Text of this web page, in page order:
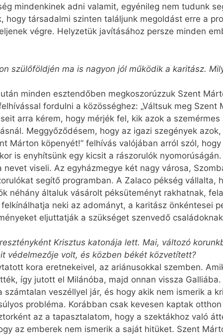
mindenkinek adni valamit, egyénileg nem tudunk
hogy társadalmi szinten találjunk megoldást erre a
végre. Helyzetük javításához persze minden
szülőföldjén ma is nagyon jól működik a karitász.
minden esztendőben megkoszorúzzuk Szent
fordulni a közösséghez: „Váltsuk meg Szent
arra kérem, hogy mérjék fel, kik azok a
Meggyőződésem, hogy az igazi szegények
Márton köpenyét!” felhívás valójában arról szól,
is enyhítsünk egy kicsit a rászorulók
viseli. Az egyházmegye két nagy városa,
segítő programban. A Zalaco pékség vállalta,
néhány általuk vásárolt péksüteményt rakhatnak,
neki az adományt, a karitász önkéntesei
eljuttatják a szükséget szenvedő
Krisztus katonája lett. Mai, változó
védelmezője volt, és közben békét közvetített?
kora eretnekeivel, az ariánusokkal szemben.
így jutott el Milánóba, majd onnan vissza
veszéllyel jár, és hogy akik nem ismerik a
probléma. Korábban csak kevesen kaptak
az a tapasztalatom, hogy a szektákhoz való
az emberek nem ismerik a saját hitüket. Szent